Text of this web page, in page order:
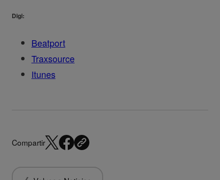
Digi:
Beatport
Traxsource
Itunes
Compartir